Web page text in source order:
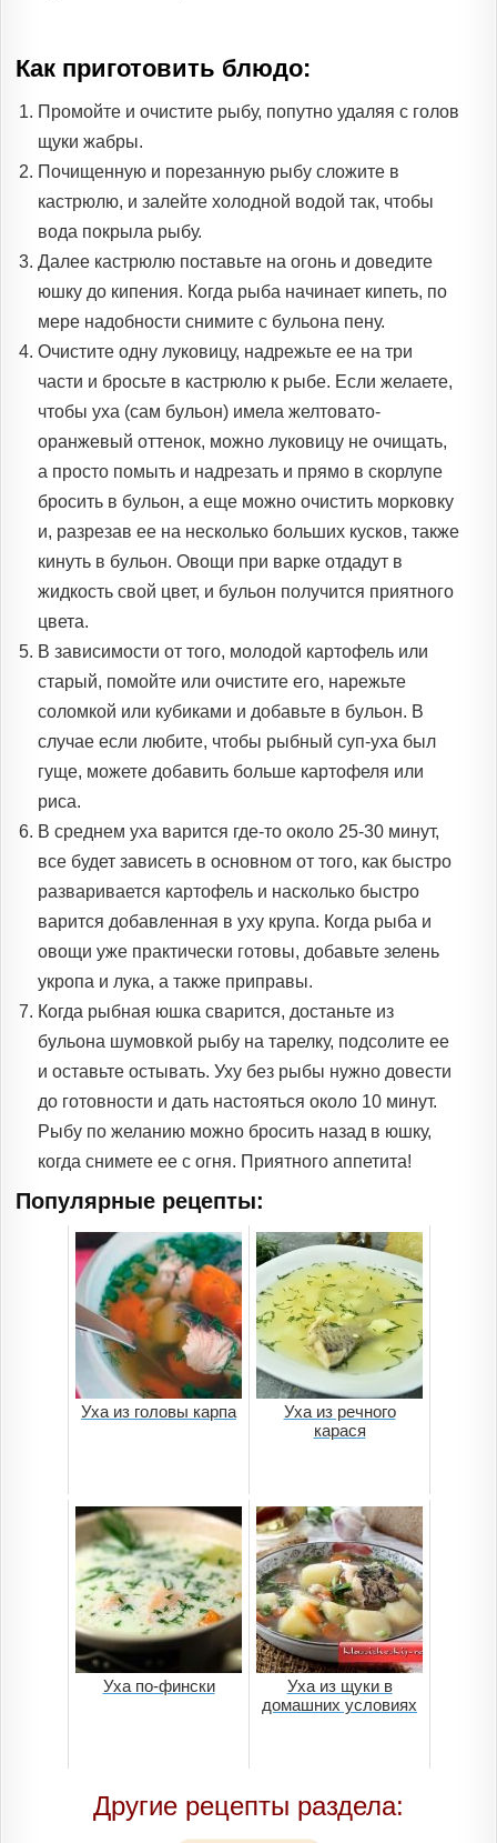
Как приготовить блюдо:
Промойте и очистите рыбу, попутно удаляя с голов
щуки жабры.
Почищенную и порезанную рыбу сложите в
кастрюлю, и залейте холодной водой так, чтобы
вода покрыла рыбу.
Далее кастрюлю поставьте на огонь и доведите
юшку до кипения. Когда рыба начинает кипеть, по
мере надобности снимите с бульона пену.
Очистите одну луковицу, надрежьте ее на три
части и бросьте в кастрюлю к рыбе. Если желаете,
чтобы уха (сам бульон) имела желтовато-
оранжевый оттенок, можно луковицу не очищать,
а просто помыть и надрезать и прямо в скорлупе
бросить в бульон, а еще можно очистить морковку
и, разрезав ее на несколько больших кусков, также
кинуть в бульон. Овощи при варке отдадут в
жидкость свой цвет, и бульон получится приятного
цвета.
В зависимости от того, молодой картофель или
старый, помойте или очистите его, нарежьте
соломкой или кубиками и добавьте в бульон. В
случае если любите, чтобы рыбный суп-уха был
гуще, можете добавить больше картофеля или
риса.
В среднем уха варится где-то около 25-30 минут,
все будет зависеть в основном от того, как быстро
разваривается картофель и насколько быстро
варится добавленная в уху крупа. Когда рыба и
овощи уже практически готовы, добавьте зелень
укропа и лука, а также приправы.
Когда рыбная юшка сварится, достаньте из
бульона шумовкой рыбу на тарелку, подсолите ее
и оставьте остывать. Уху без рыбы нужно довести
до готовности и дать настояться около 10 минут.
Рыбу по желанию можно бросить назад в юшку,
когда снимете ее с огня. Приятного аппетита!
Популярные рецепты:
Уха из головы карпа
Уха из речного
карася
Уха по-фински
Уха из щуки в
домашних условиях
Другие рецепты раздела: